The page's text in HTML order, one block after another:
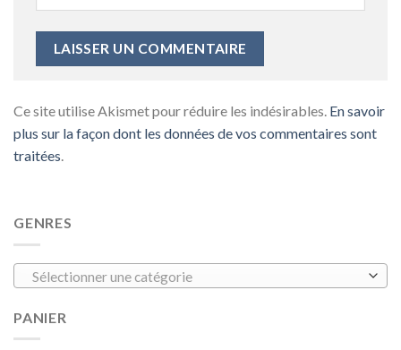
Ce site utilise Akismet pour réduire les indésirables. En savoir
plus sur la façon dont les données de vos commentaires sont
traitées
GENRES
Sélectionner une catégorie
PANIER